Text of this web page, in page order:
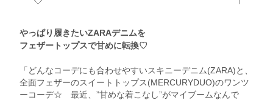
やっぱり履きたいZARAデニムを
フェザートップスで甘めに転換♡
「どんなコーデにも合わせやすいスキニーデニム(ZARA)と、
全面フェザーのスイートトップス(MERCURYDUO)のワンツ
ーコーデ☆ 最近、”甘めな着こなし”がマイブームなんで